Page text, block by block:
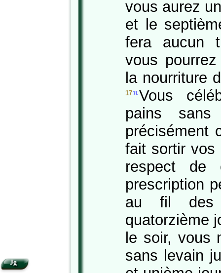
vous aurez
et le
fera aucun
vous
la nourriture
17πVous
pains
précisément
fait sortir vos
respect de
prescription
au fil des
quatorzième
le soir, vous
sans levain
Jg